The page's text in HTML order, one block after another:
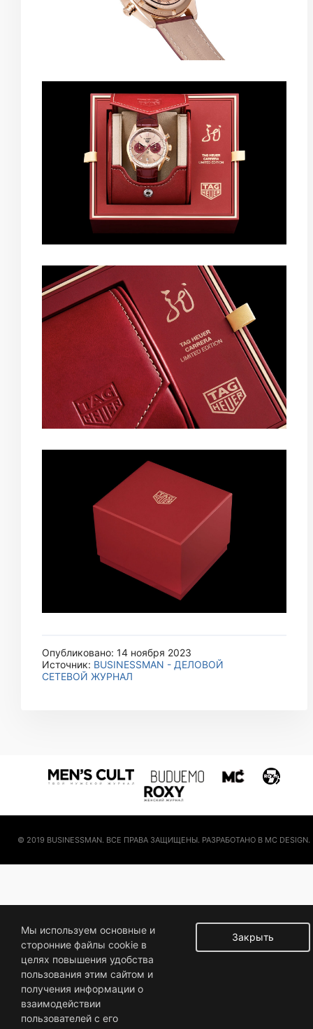
Опубликовано: 14 ноября 2023
Источник: BUSINESSMAN - ДЕЛОВОЙ
СЕТЕВОЙ ЖУРНАЛ
© 2019 BUSINESSMAN. ВСЕ ПРАВА ЗАЩИЩЕНЫ. РАЗРАБОТАНО В MC DESIGN.
Закрыть
Мы используем основные и
сторонние файлы cookie в
целях повышения удобства
пользования этим сайтом и
получения информации о
взаимодействии
пользователей с его